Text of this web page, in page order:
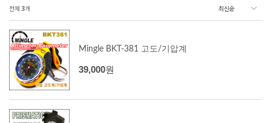
전체 3개
Mingle BKT-381 고도/기압계
39,000원